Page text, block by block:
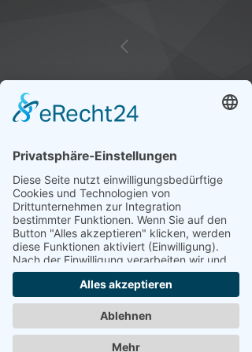
Logo und Webdesign für
Simon Lenzer und "Rette Deine
Ehe"